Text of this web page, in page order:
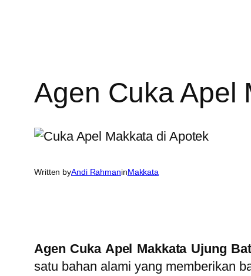
Agen Cuka Apel
Written byAndi RahmaninMakkata
Agen Cuka Apel Makkata Ujung
satu bahan alami yang memberikan